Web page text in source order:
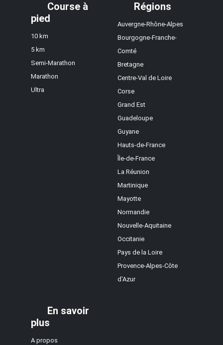
Course à
pied
10 km
5 km
Semi-Marathon
Marathon
Ultra
Régions
Auvergne-Rhône-Alpes
Bourgogne-Franche-
Comté
Bretagne
Centre-Val de Loire
Corse
Grand Est
Guadeloupe
Guyane
Hauts-de-France
Île-de-France
La Réunion
Martinique
Mayotte
Normandie
Nouvelle-Aquitaine
Occitanie
Pays de la Loire
Provence-Alpes-Côte
d'Azur
En savoir
plus
A propos